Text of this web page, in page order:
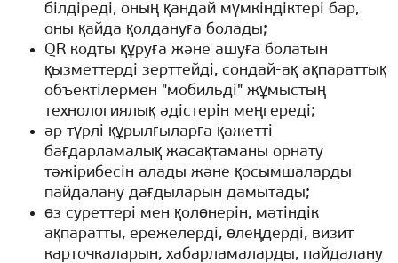
білдіреді, оның қандай мүмкіндіктері бар,
оны қайда қолдануға болады;
QR кодты құруға және ашуға болатын
қызметтерді зерттейді, сондай-ақ ақпараттық
объектілермен "мобильді" жұмыстың
технологиялық әдістерін меңгереді;
әр түрлі құрылғыларға қажетті
бағдарламалық жасақтаманы орнату
тәжірибесін алады және қосымшаларды
пайдалану дағдыларын дамытады;
өз суреттері мен қолөнерін, мәтіндік
ақпаратты, ережелерді, өлеңдерді, визит
карточкаларын, хабарламаларды, пайдалану